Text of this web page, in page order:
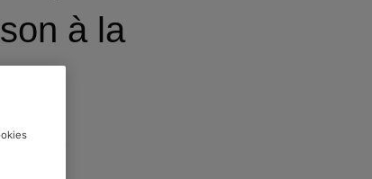
à la
: Recettes